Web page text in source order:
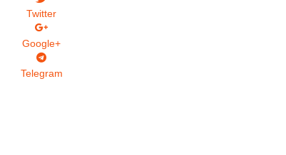
Twitter
Google+
Telegram